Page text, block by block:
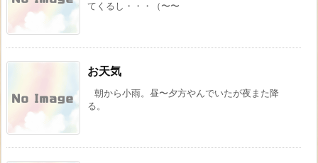
てくるし・・・（〜〜
お天気
朝から小雨。昼〜夕方やんでいたが夜また降
る。